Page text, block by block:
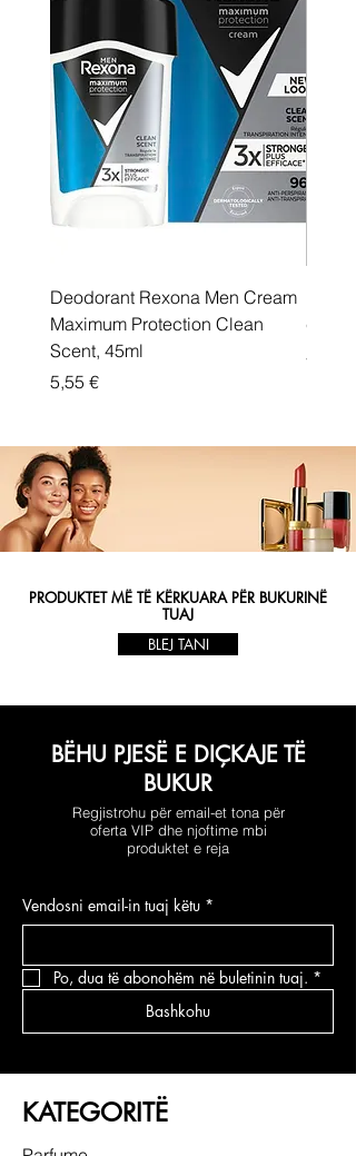
Deodorant Rexona Men Cream
Maximum Protection Clean
Scent, 45ml
Price
5,55 €
Price
5,55 €
PRODUKTET MË TË KËRKUARA PËR BUKURINË
TUAJ
BLEJ TANI
BËHU PJESË E DIÇKAJE TË
BUKUR
Regjistrohu për email-et tona për
oferta VIP dhe njoftime mbi
produktet e reja
Vendosni email-in tuaj këtu *
Po, dua të abonohëm në buletinin tuaj. *
Bashkohu
KATEGORITË